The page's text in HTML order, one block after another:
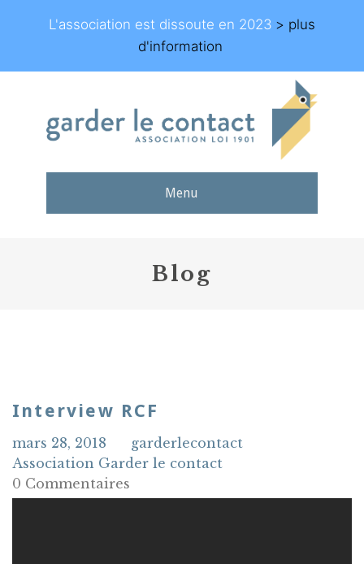
Menu
Blog
Interview RCF
mars 28, 2018
garderlecontact
Association Garder le contact
0 Commentaires
L'association est dissoute en 2023 > plus
d'information